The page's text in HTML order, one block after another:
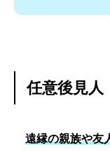
任意後見人
遠縁の親族や友